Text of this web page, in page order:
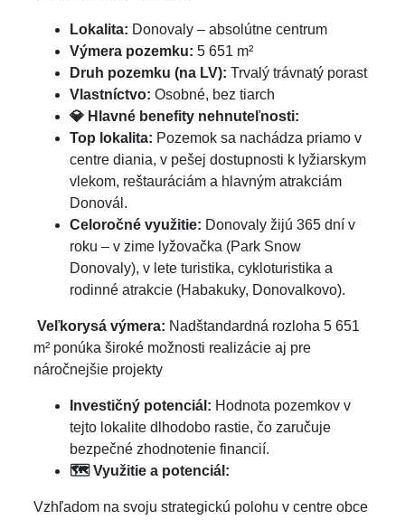
Lokalita: Donovaly – absolútne centrum
Výmera pozemku: 5 651 m²
Druh pozemku (na LV): Trvalý trávnatý porast
Vlastníctvo: Osobné, bez tiarch
💎 Hlavné benefity nehnuteľnosti:
Top lokalita: Pozemok sa nachádza priamo v
centre diania, v pešej dostupnosti k lyžiarskym
vlekom, reštauráciám a hlavným atrakciám
Donovál.
Celoročné využitie: Donovaly žijú 365 dní v
roku – v zime lyžovačka (Park Snow
Donovaly), v lete turistika, cykloturistika a
rodinné atrakcie (Habakuky, Donovalkovo).
Veľkorysá výmera: Nadštandardná rozloha 5 651
m² ponúka široké možnosti realizácie aj pre
náročnejšie projekty
Investičný potenciál: Hodnota pozemkov v
tejto lokalite dlhodobo rastie, čo zaručuje
bezpečné zhodnotenie financií.
🗺️ Využitie a potenciál:
Vzhľadom na svoju strategickú polohu v centre obce